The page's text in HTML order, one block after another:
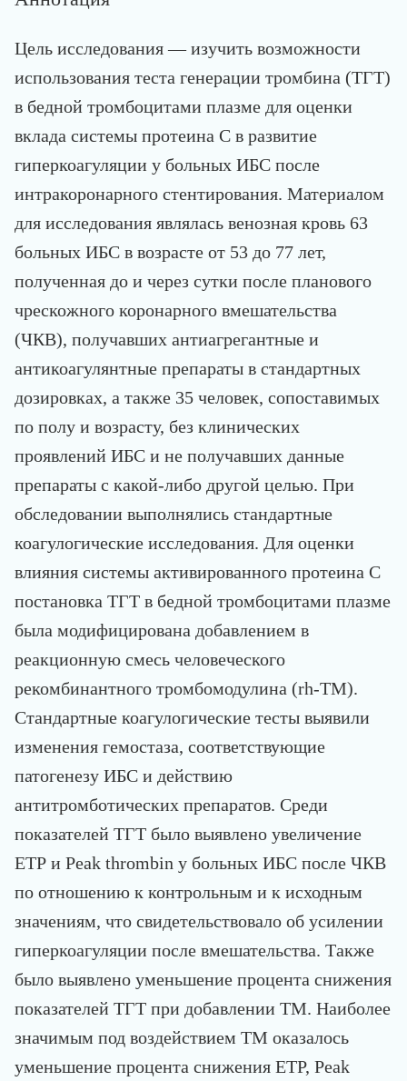
Цель исследования — изучить возможности
использования теста генерации тромбина (ТГТ)
в бедной тромбоцитами плазме для оценки
вклада системы протеина С в развитие
гиперкоагуляции у больных ИБС после
интракоронарного стентирования. Материалом
для исследования являлась венозная кровь 63
больных ИБС в возрасте от 53 до 77 лет,
полученная до и через сутки после планового
чрескожного коронарного вмешательства
(ЧКВ), получавших антиагрегантные и
антикоагулянтные препараты в стандартных
дозировках, а также 35 человек, сопоставимых
по полу и возрасту, без клинических
проявлений ИБС и не получавших данные
препараты с какой-либо другой целью. При
обследовании выполнялись стандартные
коагулогические исследования. Для оценки
влияния системы активированного протеина С
постановка ТГТ в бедной тромбоцитами плазме
была модифицирована добавлением в
реакционную смесь человеческого
рекомбинантного тромбомодулина (rh-TM).
Стандартные коагулогические тесты выявили
изменения гемостаза, соответствующие
патогенезу ИБС и действию
антитромботических препаратов. Среди
показателей ТГТ было выявлено увеличение
ЕТР и Peak thrombin у больных ИБС после ЧКВ
по отношению к контрольным и к исходным
значениям, что свидетельствовало об усилении
гиперкоагуляции после вмешательства. Также
было выявлено уменьшение процента снижения
показателей ТГТ при добавлении ТМ. Наиболее
значимым под воздействием ТМ оказалось
уменьшение процента снижения ЕТР, Peak